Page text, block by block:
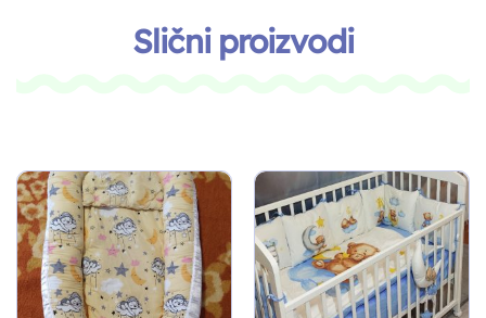
Slični proizvodi